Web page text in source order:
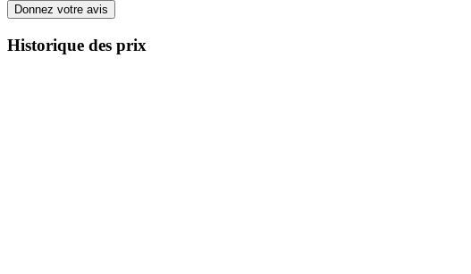
Donnez votre avis
Historique des prix